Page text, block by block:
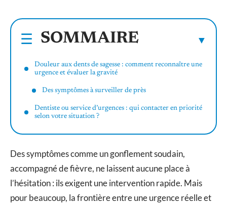
SOMMAIRE
Douleur aux dents de sagesse : comment reconnaître une
urgence et évaluer la gravité
Des symptômes à surveiller de près
Dentiste ou service d’urgences : qui contacter en priorité
selon votre situation ?
Des symptômes comme un gonflement soudain,
accompagné de fièvre, ne laissent aucune place à
l’hésitation : ils exigent une intervention rapide. Mais
pour beaucoup, la frontière entre une urgence réelle et